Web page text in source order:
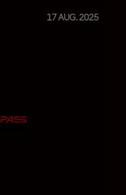
17 AUG. 2025